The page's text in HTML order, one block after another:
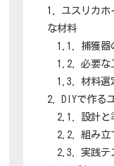
ユスリカ
な材料
捕獲器
必要な
材料選
DIYで作る
設計と
組み立
実践テ